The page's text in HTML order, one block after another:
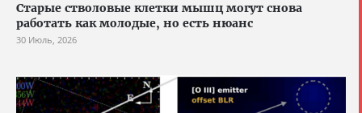
Старые стволовые клетки мышц могут снова
работать как молодые, но есть нюанс
30 Июль, 2026